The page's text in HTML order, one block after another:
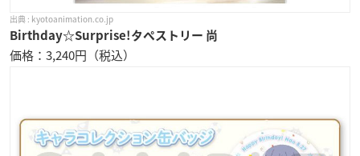
kyotoanimation.co.jp
Birthday☆Surprise!タペストリー 尚
価格：3,240円（税込）